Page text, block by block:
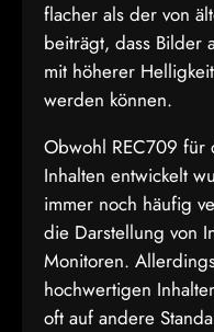
flacher als der von
beiträgt, dass Bilder
mit höherer
werden können.
Obwohl REC709 für
Inhalten entwickelt
immer noch häufig
die Darstellung von
Monitoren.
hochwertigen
oft auf andere